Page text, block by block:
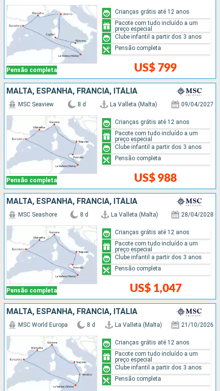
Pensão completa US$ 799
Crianças grátis até 12 anos
Pacote com tudo incluído a um
preço especial
Clube infantil a partir dos 3 anos
Pensão completa
MALTA, ESPANHA, FRANCIA, ITÁLIA
Pensão completa
MSC Seaview 8 d La Valleta (Malta) 09/04/2027
US$ 988
Crianças grátis até 12 anos
Pacote com tudo incluído a um
preço especial
Clube infantil a partir dos 3 anos
Pensão completa
MALTA, ESPANHA, FRANCIA, ITÁLIA
Pensão completa
MSC Seashore 8 d La Valleta (Malta) 28/04/2028
US$ 1,047
Crianças grátis até 12 anos
Pacote com tudo incluído a um
preço especial
Clube infantil a partir dos 3 anos
Pensão completa
MALTA, ESPANHA, FRANCIA, ITÁLIA
MSC World Europa 8 d La Valleta (Malta) 21/10/2026
Crianças grátis até 12 anos
Pacote com tudo incluído a um
preço especial
Clube infantil a partir dos 3 anos
Pensão completa